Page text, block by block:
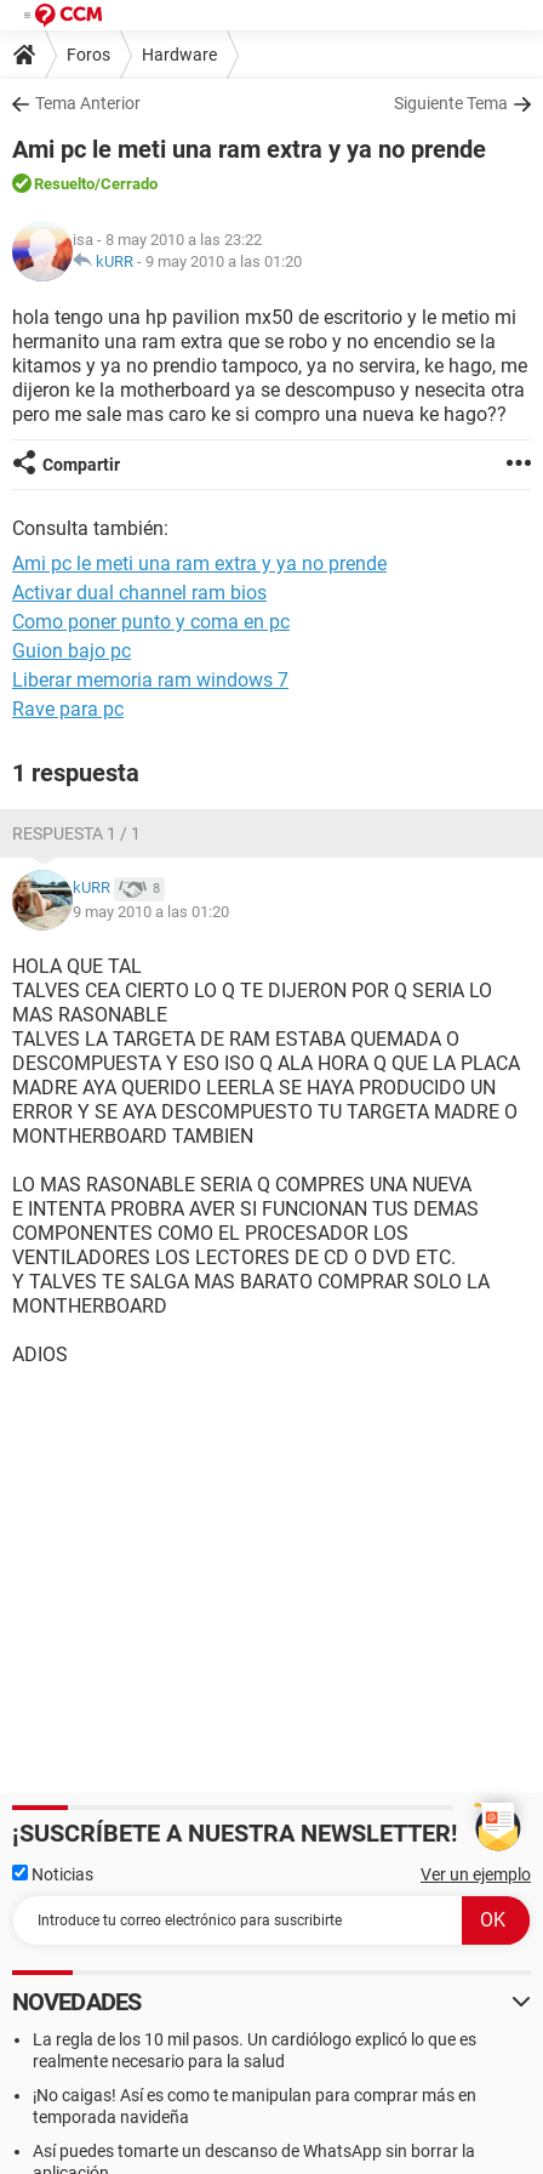
Foros Hardware
Tema Anterior Siguiente Tema
Ami pc le meti una ram extra y ya no prende
Resuelto/Cerrado
isa - 8 may 2010 a las 23:22
kURR - 9 may 2010 a las 01:20
hola tengo una hp pavilion mx50 de escritorio y le metio mi
hermanito una ram extra que se robo y no encendio se la
kitamos y ya no prendio tampoco, ya no servira, ke hago, me
dijeron ke la motherboard ya se descompuso y nesecita otra
pero me sale mas caro ke si compro una nueva ke hago??
Compartir
Consulta también:
Ami pc le meti una ram extra y ya no prende
Activar dual channel ram bios
Como poner punto y coma en pc
Guion bajo pc
Liberar memoria ram windows 7
Rave para pc
1 respuesta
RESPUESTA 1 / 1
kURR 8
9 may 2010 a las 01:20
HOLA QUE TAL
TALVES CEA CIERTO LO Q TE DIJERON POR Q SERIA LO
MAS RASONABLE
TALVES LA TARGETA DE RAM ESTABA QUEMADA O
DESCOMPUESTA Y ESO ISO Q ALA HORA Q QUE LA PLACA
MADRE AYA QUERIDO LEERLA SE HAYA PRODUCIDO UN
ERROR Y SE AYA DESCOMPUESTO TU TARGETA MADRE O
MONTHERBOARD TAMBIEN
LO MAS RASONABLE SERIA Q COMPRES UNA NUEVA
E INTENTA PROBRA AVER SI FUNCIONAN TUS DEMAS
COMPONENTES COMO EL PROCESADOR LOS
VENTILADORES LOS LECTORES DE CD O DVD ETC.
Y TALVES TE SALGA MAS BARATO COMPRAR SOLO LA
MONTHERBOARD
ADIOS
¡SUSCRÍBETE A NUESTRA NEWSLETTER!
Noticias Ver un ejemplo
NOVEDADES
La regla de los 10 mil pasos. Un cardiólogo explicó lo que es
realmente necesario para la salud
¡No caigas! Así es como te manipulan para comprar más en
temporada navideña
Así puedes tomarte un descanso de WhatsApp sin borrar la